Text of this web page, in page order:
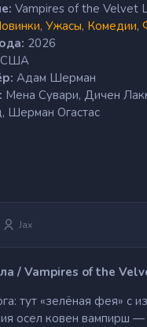
Vampires of the Velvet
, Ужасы, Комедии,
2026
США
Адам Шерман
Мена Сувари, Дичен
Шерман Огастас
Jax
/ Vampires of the
тут «зелёная фея» с
осел ковен вампирш